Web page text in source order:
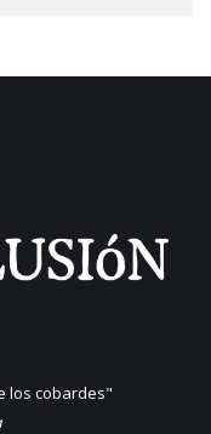
los cobardes"